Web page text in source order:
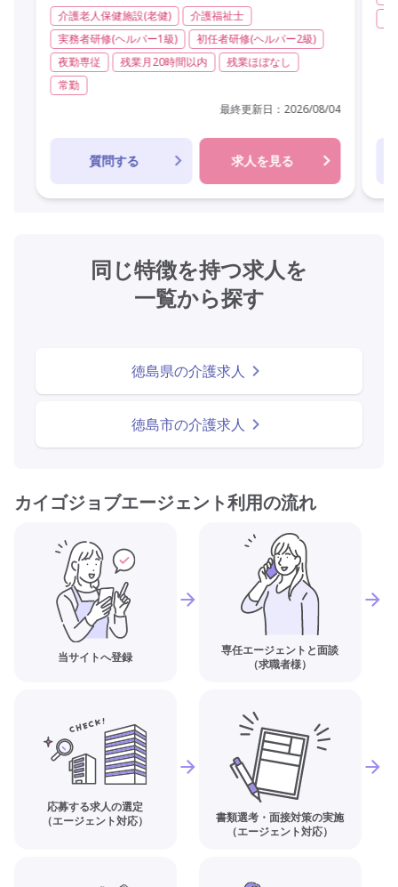
介護老人保健施設(老健)
介護福祉士
実務者研修(ヘルパー1級)
初任者研修(ヘルパー2級)
夜勤専従
残業月20時間以内
残業ほぼなし
常勤
最終更新日： 2026/08/04
質問する 求人を見る
同じ特徴を持つ求人を
一覧から探す
徳島県の介護求人
徳島市の介護求人
カイゴジョブエージェント利用の流れ
当サイトへ登録
専任エージェントと面談
（求職者様）
応募する求人の選定
（エージェント対応）
書類選考・面接対策の実施
（エージェント対応）